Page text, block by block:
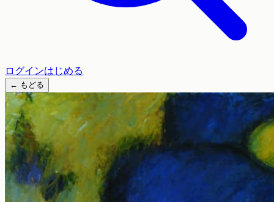
ログインはじめる
← もどる